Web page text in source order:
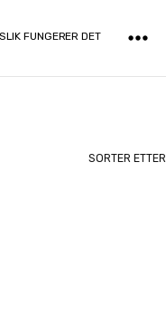
SLIK FUNGERER DET
SORTER ETTER